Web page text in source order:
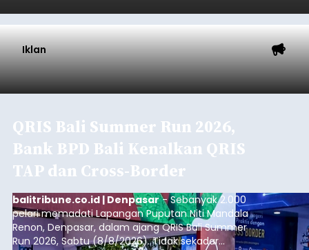
Iklan
QRIS Bali Summer Run 2026,
Bank BPD Bali Kenalkan QRIS
TAP dan Cross-Border
balitribune.co.id | Denpasar- Sebanyak 2.000
pelari memadati Lapangan Puputan Niti Mandala
Renon, Denpasar, dalam ajang QRIS Bali Summer
Run 2026, Sabtu (8/8/2026). Tidak sekadar